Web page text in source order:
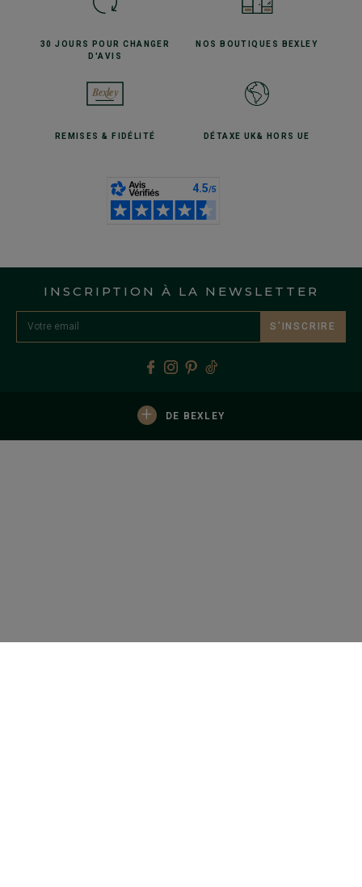
30 JOURS POURCHANGER
D'AVIS
NOS BOUTIQUES BEXLEY
REMISES& FIDÉLITÉ DÉTAXE UK& HORS UE
INSCRIPTION À LA NEWSLETTER
S’INSCRIRE
+ DE BEXLEY